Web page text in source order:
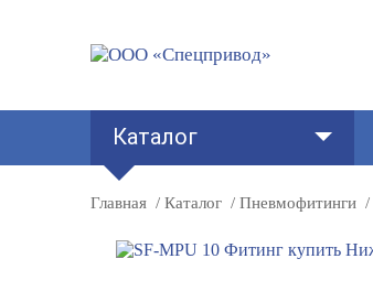
Каталог
Главная Каталог Пневмофитинги